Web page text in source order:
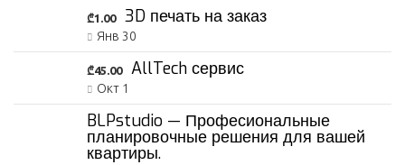
3D печать на заказ
₾1.00
Янв 30
AllTech сервис
₾45.00
Окт 1
BLPstudio — Професиональные
планировочные решения для вашей
квартиры.